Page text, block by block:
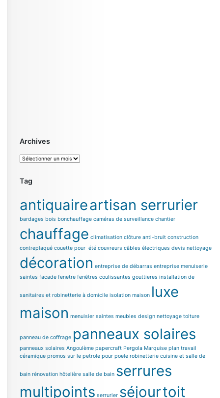
Archives
Archives
Tag
antiquaireartisan serrurier
bardages bois bonchauffage caméras de surveillance chantier
chauffage climatisation clôture anti-bruit construction
contreplaqué couette pour été couvreurs câbles électriques devis nettoyage
décoration entreprise de débarras entreprise menuiserie
saintes facade fenetre fenêtres coulissantes gouttieres installation de
sanitaires et robinetterie à domicile isolation maison luxe
maison menuisier saintes meubles design nettoyage toiture
panneau de coffrage panneaux solaires
panneaux solaires Angoulème papercraft Pergola Marquise plan travail
céramique promos sur le petrole pour poele robinetterie cuisine et salle de
bain rénovation hôtelière salle de bain serrures
multipoints serrurier séjourtoit